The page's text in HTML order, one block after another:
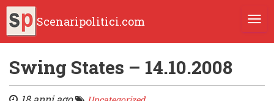
Scenaripolitici.com
Swing States – 14.10.2008